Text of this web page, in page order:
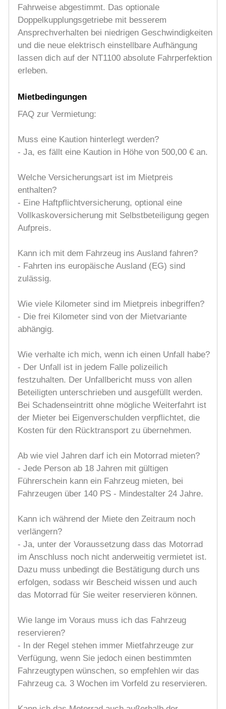
Fahrweise abgestimmt. Das optionale
Doppelkupplungsgetriebe mit besserem
Ansprechverhalten bei niedrigen Geschwindigkeiten
und die neue elektrisch einstellbare Aufhängung
lassen dich auf der NT1100 absolute Fahrperfektion
erleben.
Mietbedingungen
FAQ zur Vermietung:
Muss eine Kaution hinterlegt werden?
- Ja, es fällt eine Kaution in Höhe von 500,00 € an.
Welche Versicherungsart ist im Mietpreis
enthalten?
- Eine Haftpflichtversicherung, optional eine
Vollkaskoversicherung mit Selbstbeteiligung gegen
Aufpreis.
Kann ich mit dem Fahrzeug ins Ausland fahren?
- Fahrten ins europäische Ausland (EG) sind
zulässig.
Wie viele Kilometer sind im Mietpreis inbegriffen?
- Die frei Kilometer sind von der Mietvariante
abhängig.
Wie verhalte ich mich, wenn ich einen Unfall habe?
- Der Unfall ist in jedem Falle polizeilich
festzuhalten. Der Unfallbericht muss von allen
Beteiligten unterschrieben und ausgefüllt werden.
Bei Schadenseintritt ohne mögliche Weiterfahrt ist
der Mieter bei Eigenverschulden verpflichtet, die
Kosten für den Rücktransport zu übernehmen.
Ab wie viel Jahren darf ich ein Motorrad mieten?
- Jede Person ab 18 Jahren mit gültigen
Führerschein kann ein Fahrzeug mieten, bei
Fahrzeugen über 140 PS - Mindestalter 24 Jahre.
Kann ich während der Miete den Zeitraum noch
verlängern?
- Ja, unter der Voraussetzung dass das Motorrad
im Anschluss noch nicht anderweitig vermietet ist.
Dazu muss unbedingt die Bestätigung durch uns
erfolgen, sodass wir Bescheid wissen und auch
das Motorrad für Sie weiter reservieren können.
Wie lange im Voraus muss ich das Fahrzeug
reservieren?
- In der Regel stehen immer Mietfahrzeuge zur
Verfügung, wenn Sie jedoch einen bestimmten
Fahrzeugtypen wünschen, so empfehlen wir das
Fahrzeug ca. 3 Wochen im Vorfeld zu reservieren.